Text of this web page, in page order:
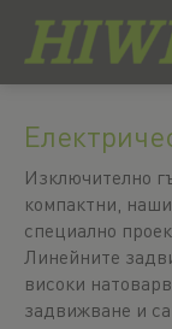
към
съдържанието
към
менюто
навигация
Изключително
компактни,
специално
Линейните
високи
задвижване и